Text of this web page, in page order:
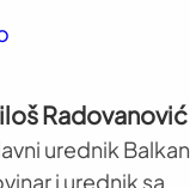
Radovanović
urednik
i urednik sa